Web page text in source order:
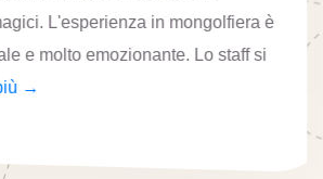
L'esperienza in mongolfiera è
e molto emozionante. Lo staff si
→